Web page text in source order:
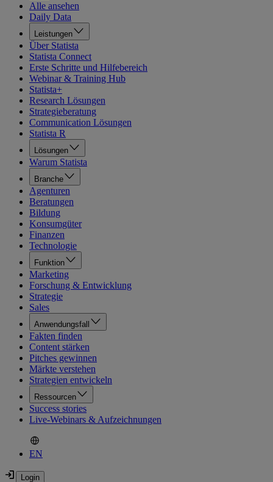
Alle ansehen
Daily Data
Leistungen
Über Statista
Statista Connect
Erste Schritte und Hilfebereich
Webinar & Training Hub
Statista+
Research Lösungen
Strategieberatung
Communication Lösungen
Statista R
Lösungen
Warum Statista
Branche
Agenturen
Beratungen
Bildung
Konsumgüter
Finanzen
Technologie
Funktion
Marketing
Forschung & Entwicklung
Strategie
Sales
Anwendungsfall
Fakten finden
Content stärken
Pitches gewinnen
Märkte verstehen
Strategien entwickeln
Ressourcen
Success stories
Live-Webinars & Aufzeichnungen
EN